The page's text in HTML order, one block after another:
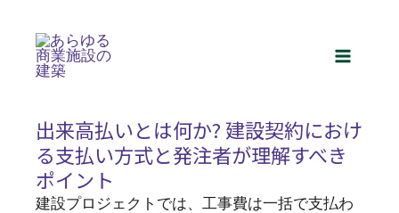
出来高払いとは何か? 建設契約におけ
る支払い方式と発注者が理解すべき
ポイント
建設プロジェクトでは、工事費は一括で支払わ
Post
navigation